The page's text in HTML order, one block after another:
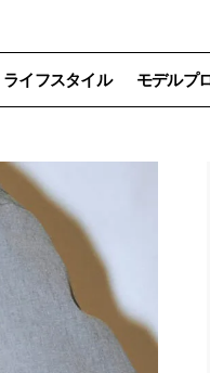
ライフスタイル モデルプ